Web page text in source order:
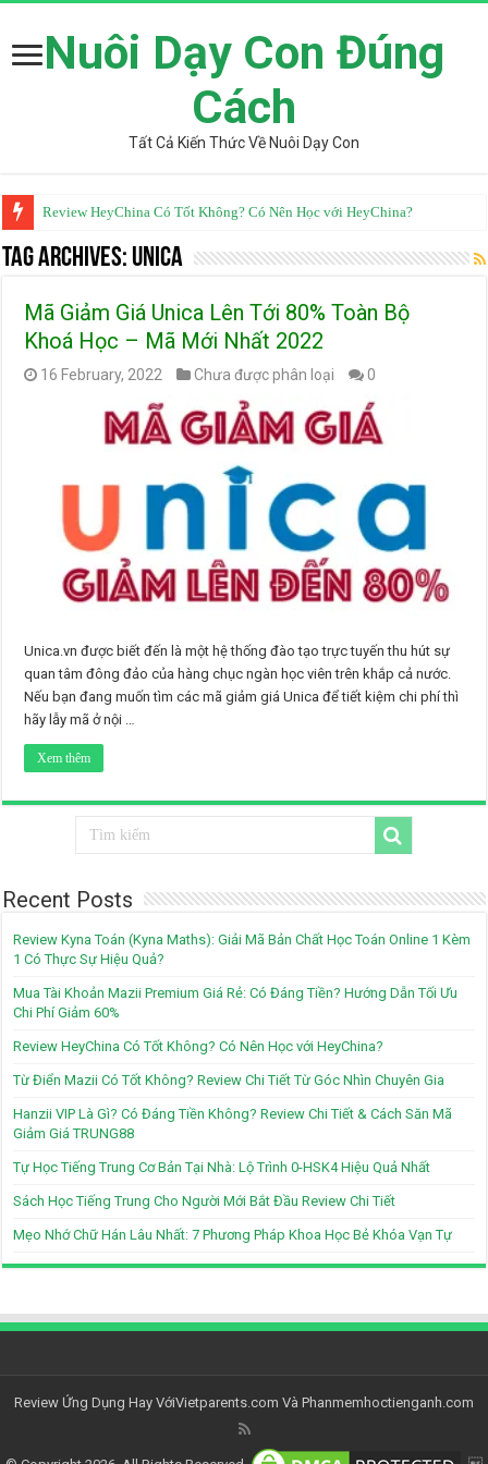
Nuôi Dạy Con Đúng
Cách
Tất Cả Kiến Thức Về Nuôi Dạy Con
Review HeyChina Có Tốt Không? Có Nên Học với HeyChina?
Tag Archives: Unica
Mã Giảm Giá Unica Lên Tới 80% Toàn Bộ
Khoá Học – Mã Mới Nhất 2022
16 February, 2022 Chưa được phân loại 0
Unica.vn được biết đến là một hệ thống đào tạo trực tuyến thu hút sự
quan tâm đông đảo của hàng chục ngàn học viên trên khắp cả nước.
Nếu bạn đang muốn tìm các mã giảm giá Unica để tiết kiệm chi phí thì
hãy lẫy mã ở nội …
Xem thêm
Recent Posts
Review Kyna Toán (Kyna Maths): Giải Mã Bản Chất Học Toán Online 1 Kèm
1 Có Thực Sự Hiệu Quả?
Mua Tài Khoản Mazii Premium Giá Rẻ: Có Đáng Tiền? Hướng Dẫn Tối Ưu
Chi Phí Giảm 60%
Review HeyChina Có Tốt Không? Có Nên Học với HeyChina?
Từ Điển Mazii Có Tốt Không? Review Chi Tiết Từ Góc Nhìn Chuyên Gia
Hanzii VIP Là Gì? Có Đáng Tiền Không? Review Chi Tiết & Cách Săn Mã
Giảm Giá TRUNG88
Tự Học Tiếng Trung Cơ Bản Tại Nhà: Lộ Trình 0-HSK4 Hiệu Quả Nhất
Sách Học Tiếng Trung Cho Người Mới Bắt Đầu Review Chi Tiết
Mẹo Nhớ Chữ Hán Lâu Nhất: 7 Phương Pháp Khoa Học Bẻ Khóa Vạn Tự
Review Ứng Dụng Hay VớiVietparents.com Và Phanmemhoctienganh.com